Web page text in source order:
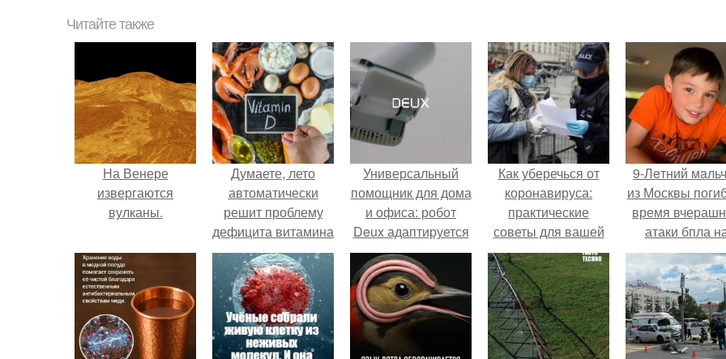
Читайте также
На Венере
извергаются
вулканы.
Думаете, лето
автоматически
решит проблему
дефицита витамина
D?
Универсальный
помощник для дома
и офиса: робот
Deux адаптируется
к разным задачам.
Как уберечься от
коронавируса:
практические
советы для вашей
безопасности
9-Лeтний
из Москвы
время
атаки бпла
пляже под